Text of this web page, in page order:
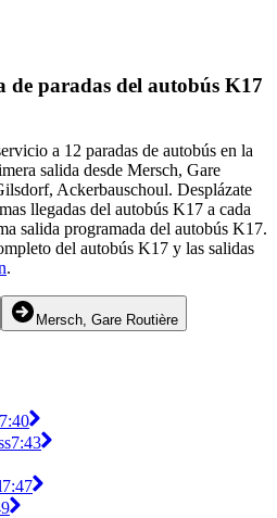
de paradas del autobús K17
a 12 paradas de autobús en la
salida desde Mersch, Gare
Ackerbauschoul. Desplázate
llegadas del autobús K17 a cada
salida programada del autobús K17.
del autobús K17 y las salidas
.
Mersch, Gare Routière
7:40
7:43
7:47